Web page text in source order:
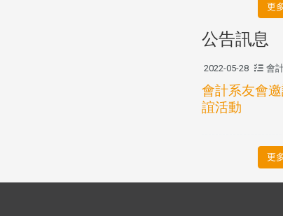
更
公告訊息
2022-05-28 會
會計系友會
誼活動
更